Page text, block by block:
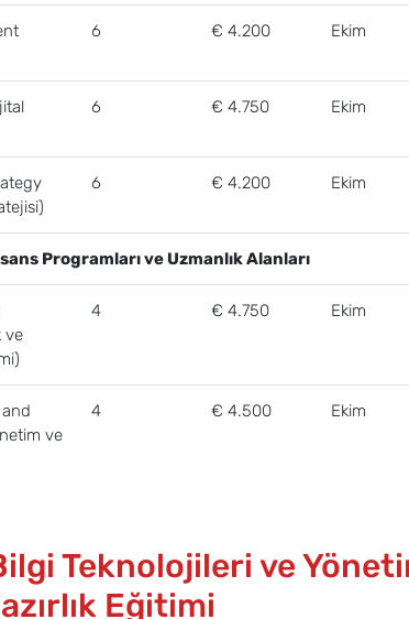
6 € 4.200 Ekim
6 € 4.750 Ekim
6 € 4.200 Ekim
Programları ve Uzmanlık Alanları
ve
4 € 4.750 Ekim
ve
4 € 4.500 Ekim
Teknolojileri ve
Eğitimi